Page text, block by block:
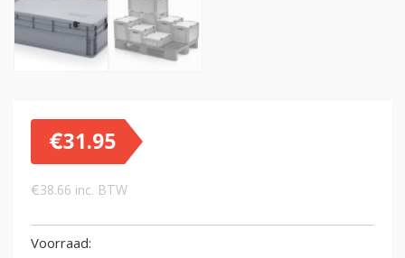
€31.95
€38.66 inc. BTW
Voorraad: